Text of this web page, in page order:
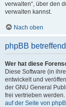
verwalten“, über den
verwalten kannst.
Nach oben
phpBB
Wer hat diese
Diese Software (in
entwickelt und
der GNU General
frei vertrieben
auf der Seite von